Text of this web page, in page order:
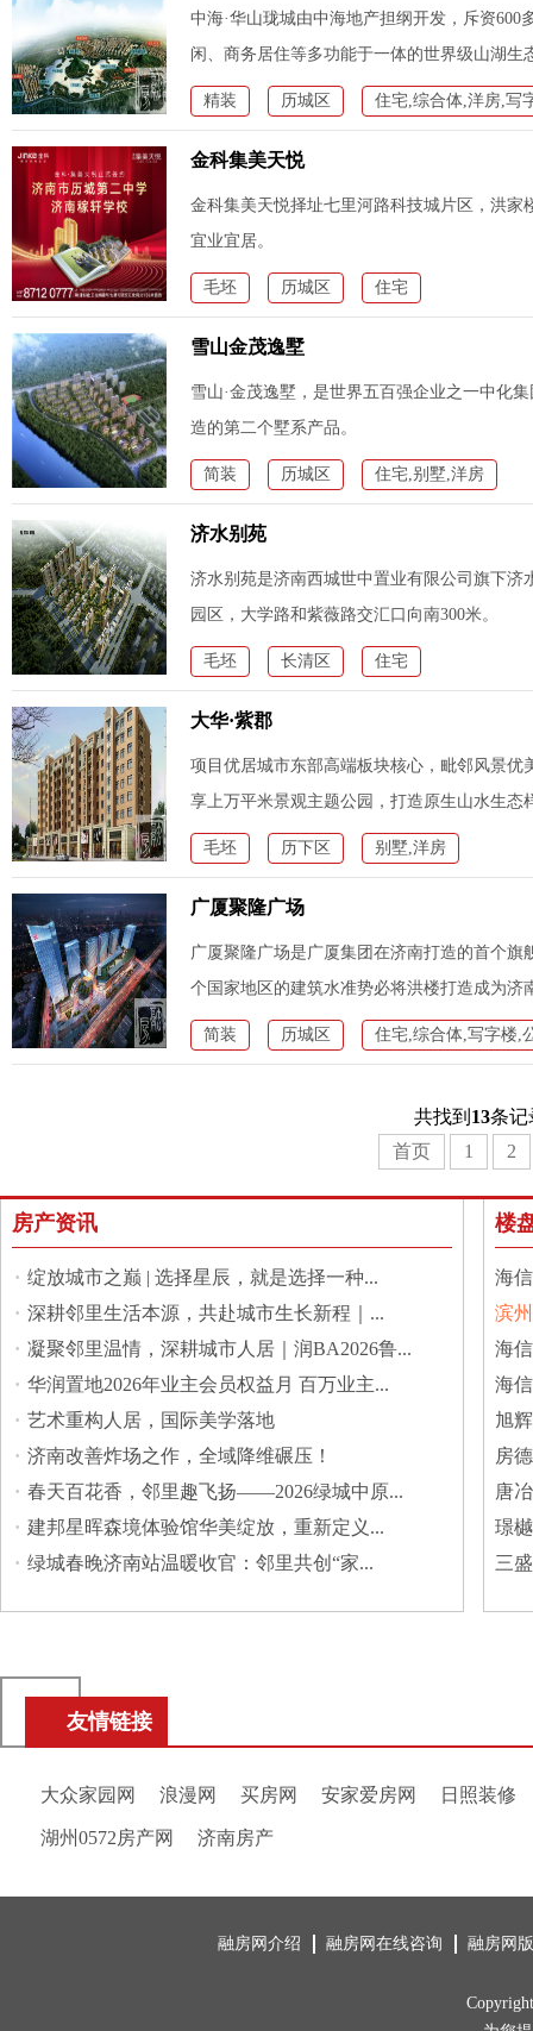
中海·华山珑城由中海地产担纲开发，斥资
闲、商务居住等多功能于一体的世界级山湖生
精装 历城区 住宅,综合体,洋房,写
金科集美天悦
金科集美天悦择址七里河路科技城片区，洪家
宜业宜居。
毛坯 历城区 住宅
雪山金茂逸墅
雪山·金茂逸墅，是世界五百强企业之一中化
造的第二个墅系产品。
简装 历城区 住宅,别墅,洋房
济水别苑
济水别苑是济南西城世中置业有限公司旗下
园区，大学路和紫薇路交汇口向南300米。
毛坯 长清区 住宅
大华·紫郡
项目优居城市东部高端板块核心，毗邻风景
享上万平米景观主题公园，打造原生山水生态
毛坯 历下区 别墅,洋房
广厦聚隆广场
广厦聚隆广场是广厦集团在济南打造的首个
个国家地区的建筑水准势必将洪楼打造成为济
简装 历城区 住宅,综合体,写字楼,
共找到 13条记
首页
1 2
房产资讯
· 绽放城市之巅 | 选择星辰，就是选择一种...
· 深耕邻里生活本源，共赴城市生长新程｜...
· 凝聚邻里温情，深耕城市人居｜润BA2026鲁...
· 华润置地2026年业主会员权益月 百万业主...
· 艺术重构人居，国际美学落地
· 济南改善炸场之作，全域降维碾压！
· 春天百花香，邻里趣飞扬——2026绿城中原...
· 建邦星晖森境体验馆华美绽放，重新定义...
· 绿城春晚济南站温暖收官：邻里共创“家...
楼
海
滨
馆
海
海
旭
房
城
唐
璟樾
三
友情链接
大众家园网 浪漫网 买房网 安家爱房网 日照装修
湖州0572房产网 济南房产
融房网介绍 融房网在线咨询 融房网